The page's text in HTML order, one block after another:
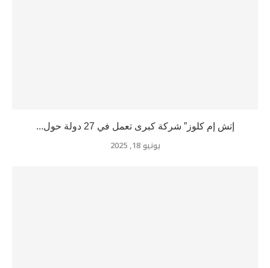
إتش إم كلوز” شركة كبرى تعمل في 27 دولة حول...
يونيو 18, 2025